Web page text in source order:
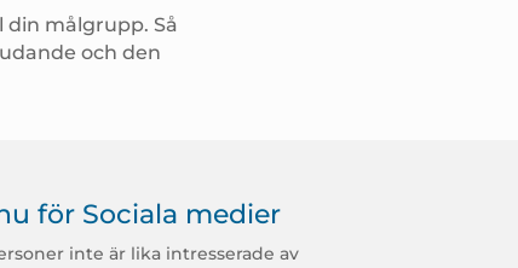
målgrupp. Så
och den
för Sociala medier
inte är lika intresserade av